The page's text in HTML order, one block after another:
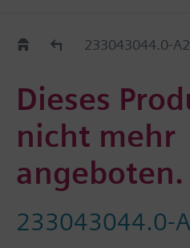
Old2New233043044.0-
Dieses
nicht mehr
angeboten.
233043044.0-